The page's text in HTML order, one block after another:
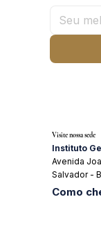
Visite nossa sede
Instituto
Avenida
Salvador -
Como